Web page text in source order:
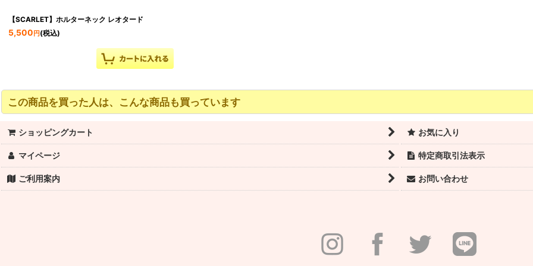
【SCARLET】ホルターネック レオタード
5,500 円 (税込)
この商品を買った人は、こんな商品も買っています
ショッピングカート お気に入り
マイページ 特定商取引法表示
ご利用案内 お問い合わせ